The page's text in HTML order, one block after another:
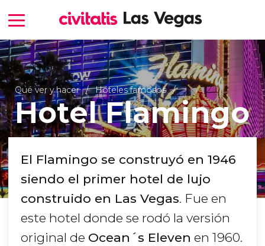
Qué ver y hacer Hoteles famosos
Hotel Flamingo
El Flamingo se construyó en 1946
siendo el primer hotel de lujo
construido en Las Vegas. Fue en
este hotel donde se rodó la versión
original de Ocean´s Eleven en 1960.